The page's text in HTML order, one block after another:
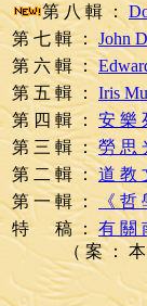
第 八 輯 ：
第 七 輯 ： John
第 六 輯 ：
第 五 輯 ： Iris
第 四 輯 ： 安 樂
第 三 輯 ：勞 思
第 二 輯 ：道 教
第 一 輯 ：《 哲
特 稿 ：有 關
（ 案 ： 本 文